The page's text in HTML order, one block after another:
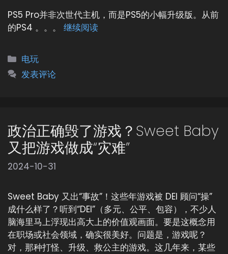
PS5 Pro并非次世代主机，而是PS5的小幅升级版。从前
的PS4 。。。 继续阅读
分
类
电玩
发表评论
政治正确毁了游戏？Sweet Baby
又把游戏做成“灾难”
2024-10-31
Sweet Baby 又出“事故”！这些年游戏被 DEI 顾问“操”
成什么样了？听到“DEI”（多元、公平、包容），不少人
脑海里马上浮现出高大上的价值观画面。要是这概念用
在职场或社会领域，确实很美好。问题是，游戏呢？
对，那种打怪、升级、救公主的游戏。这几年来，某些